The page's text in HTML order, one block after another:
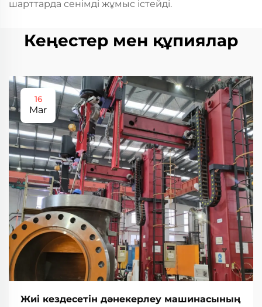
шарттарда сенімді жұмыс істейді.
Кеңестер мен құпиялар
16
Mar
Жиі кездесетін дәнекерлеу машинасының